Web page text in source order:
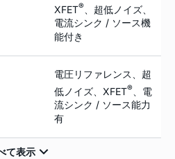
XFET®
、超低ノイズ、
電流シンク / ソース機
能付き
電圧リファレンス、超
低ノイズ、XFET®
、電
流シンク / ソース能力
有